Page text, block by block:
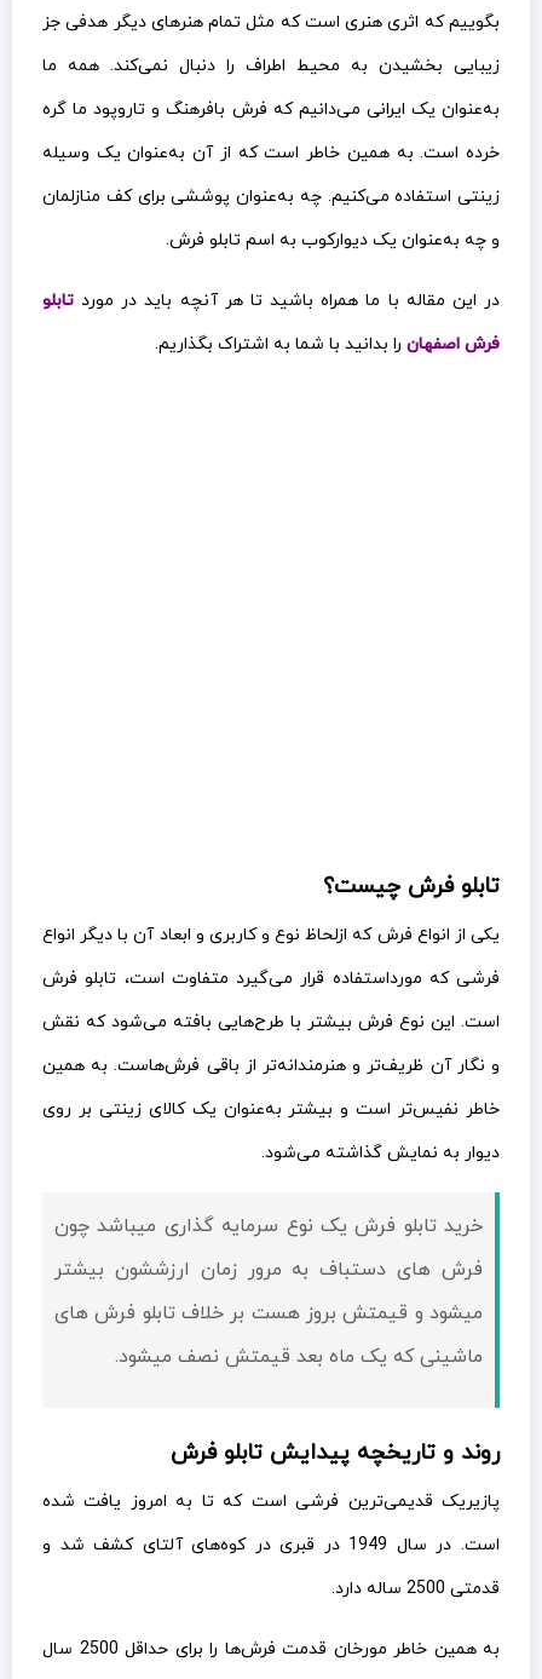
بگوییم که اثری هنری است که مثل تمام هنرهای دیگر هدفی جز
زیبایی بخشیدن به محیط اطراف را دنبال نمی‌کند. همه ما
به‌عنوان یک ایرانی می‌دانیم که فرش بافرهنگ و تاروپود ما گره
خرده است. به همین خاطر است که از آن به‌عنوان یک وسیله
زینتی استفاده می‌کنیم. چه به‌عنوان پوششی برای کف منازلمان
و چه به‌عنوان یک دیوارکوب به اسم تابلو فرش.
در این مقاله با ما همراه باشید تا هر آنچه باید در مورد تابلو
فرش اصفهان را بدانید با شما به اشتراک بگذاریم.
تابلو فرش چیست؟
یکی از انواع فرش که ازلحاظ نوع و کاربری و ابعاد آن با دیگر انواع
فرشی که مورداستفاده قرار می‌گیرد متفاوت است، تابلو فرش
است. این نوع فرش بیشتر با طرح‌هایی بافته می‌شود که نقش
و نگار آن ظریف‌تر و هنرمندانه‌تر از باقی فرش‌هاست. به همین
خاطر نفیس‌تر است و بیشتر به‌عنوان یک کالای زینتی بر روی
دیوار به نمایش گذاشته می‌شود.
خرید تابلو فرش یک نوع سرمایه گذاری میباشد چون
فرش های دستباف به مرور زمان ارزششون بیشتر
میشود و قيمتش بروز هست بر خلاف تابلو فرش های
ماشینی که یک ماه بعد قيمتش نصف میشود.
روند و تاریخچه پیدایش تابلو فرش
پازیریک قدیمی‌ترین فرشی است که تا به امروز یافت شده
است. در سال 1949 در قبری در کوه‌های آلتای کشف شد و
قدمتی 2500 ساله دارد.
به همین خاطر مورخان قدمت فرش‌ها را برای حداقل 2500 سال